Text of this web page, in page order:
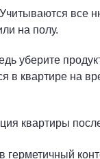
все
на полу.
уберите
в квартире
квартиры